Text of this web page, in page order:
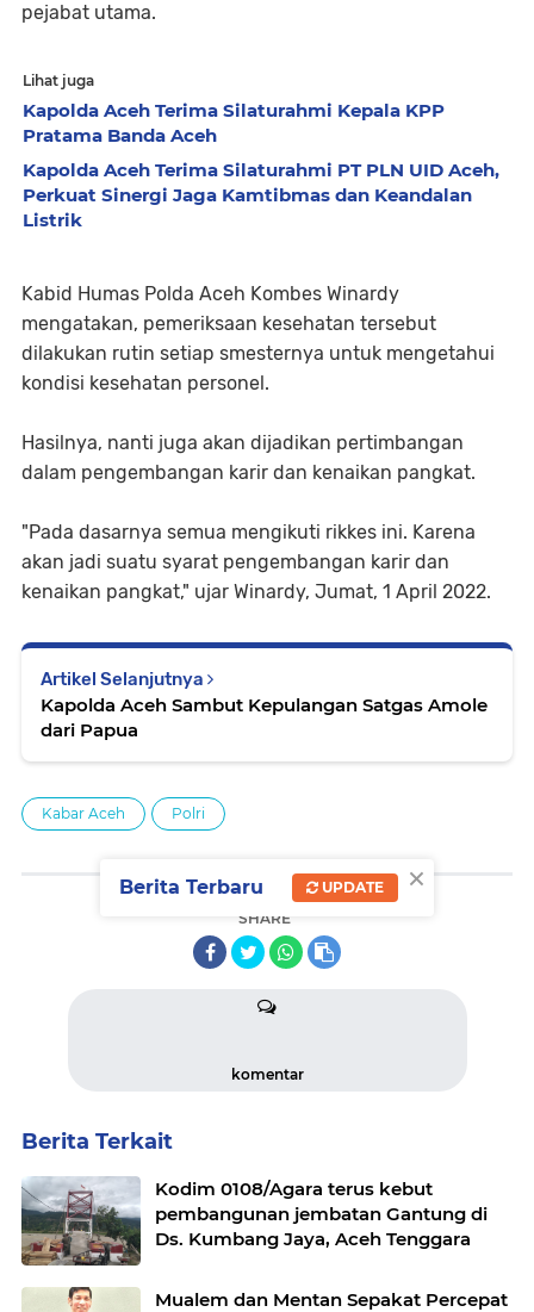
pejabat utama.
Lihat juga
Kapolda Aceh Terima Silaturahmi Kepala KPP
Pratama Banda Aceh
Kapolda Aceh Terima Silaturahmi PT PLN UID Aceh,
Perkuat Sinergi Jaga Kamtibmas dan Keandalan
Listrik
Kabid Humas Polda Aceh Kombes Winardy
mengatakan, pemeriksaan kesehatan tersebut
dilakukan rutin setiap smesternya untuk mengetahui
kondisi kesehatan personel.
Hasilnya, nanti juga akan dijadikan pertimbangan
dalam pengembangan karir dan kenaikan pangkat.
"Pada dasarnya semua mengikuti rikkes ini. Karena
akan jadi suatu syarat pengembangan karir dan
kenaikan pangkat," ujar Winardy, Jumat, 1 April 2022.
Artikel Selanjutnya
Kapolda Aceh Sambut Kepulangan Satgas Amole
dari Papua
Kabar Aceh Polri
SHARE
komentar
Berita Terkait
Kodim 0108/Agara terus kebut
pembangunan jembatan Gantung di
Ds. Kumbang Jaya, Aceh Tenggara
Mualem dan Mentan Sepakat Percepat
×
Berita Terbaru UPDATE